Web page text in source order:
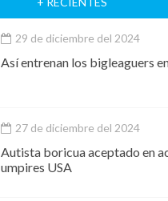
29 de diciembre del 2024
Así entrenan los bigleaguers
27 de diciembre del 2024
Autista boricua aceptado en
umpires USA